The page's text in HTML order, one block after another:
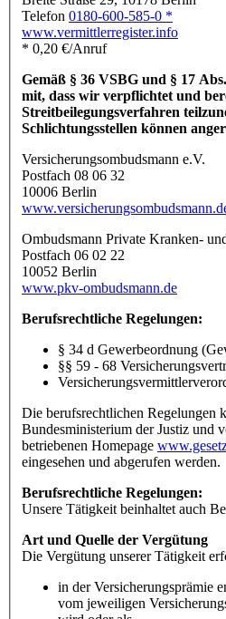
Telefon 0180-600-585-0 *
www.vermittlerregister.info
* 0,20 €/Anruf
Gemäß § 36 VSBG und § 17
mit, dass wir verpflichtet und
Streitbeilegungsverfahren
Schlichtungsstellen können
Versicherungsombudsmann e.V.
Postfach 08 06 32
10006 Berlin
Ombudsmann Private Kranken-
Postfach 06 02 22
10052 Berlin
www.pkv-ombudsmann.de
Berufsrechtliche Regelungen:
§ 34 d Gewerbeordnung
§§ 59 - 68
Die berufsrechtlichen Regelungen
Bundesministerium der Justiz und
betriebenen Homepage
eingesehen und abgerufen werden.
Berufsrechtliche Regelungen:
Unsere Tätigkeit beinhaltet auch
Art und Quelle der Vergütung
Die Vergütung unserer Tätigkeit
in der Versicherungsprämie
vom jeweiligen